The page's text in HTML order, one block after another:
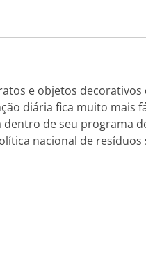
e objetos
diária fica muito mais
de seu programa
nacional de resíduos